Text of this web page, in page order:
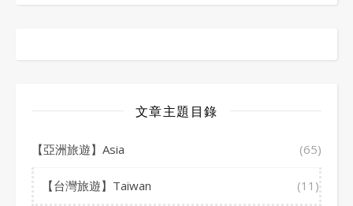
文章主題目錄
【亞洲旅遊】Asia (65)
【台灣旅遊】Taiwan (11)